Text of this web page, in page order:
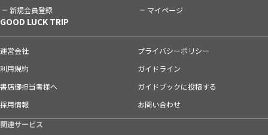
新規会員登録 マイページ
GOOD LUCK TRIP
運営会社
プライバシーポリシー
利用規約
ガイドライン
書店御担当者様へ
ガイドブックに投稿する
採用情報
お問い合わせ
関連サービス